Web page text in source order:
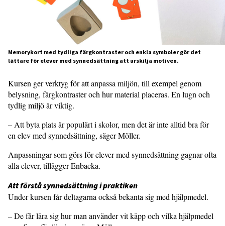
Memorykort med tydliga färgkontraster och enkla symboler gör det
lättare för elever med synnedsättning att urskilja motiven.
Kursen ger verktyg för att anpassa miljön, till exempel genom
belysning, färgkontraster och hur material placeras. En lugn och
tydlig miljö är viktig.
– Att byta plats är populärt i skolor, men det är inte alltid bra för
en elev med synnedsättning, säger Möller.
Anpassningar som görs för elever med synnedsättning gagnar ofta
alla elever, tillägger Enbacka.
Att förstå synnedsättning i prak­tiken
Under kursen får deltagarna också bekanta sig med hjälpmedel.
– De får lära sig hur man använder vit käpp och vilka hjälpmedel